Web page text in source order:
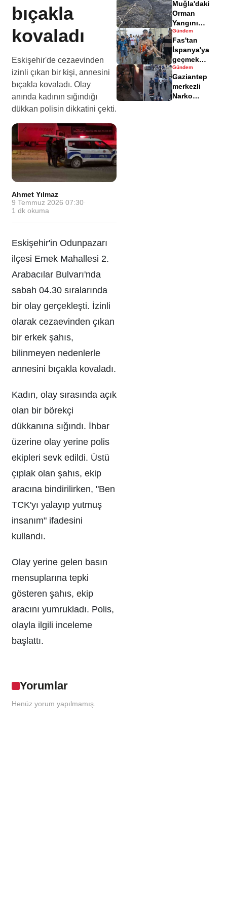
bıçakla
kovaladı
Eskişehir'de cezaevinden
izinli çıkan bir kişi, annesini
bıçakla kovaladı. Olay
anında kadının sığındığı
dükkan polisin dikkatini çekti.
Ahmet Yılmaz·
9 Temmuz 2026 07:30 ·
1 dk okuma
Eskişehir'in Odunpazarı
ilçesi Emek Mahallesi 2.
Arabacılar Bulvarı'nda
sabah 04.30 sıralarında
bir olay gerçekleşti. İzinli
olarak cezaevinden çıkan
bir erkek şahıs,
bilinmeyen nedenlerle
annesini bıçakla kovaladı.
Kadın, olay sırasında açık
olan bir börekçi
dükkanına sığındı. İhbar
üzerine olay yerine polis
ekipleri sevk edildi. Üstü
çıplak olan şahıs, ekip
aracına bindirilirken, "Ben
TCK'yı yalayıp yutmuş
insanım" ifadesini
kullandı.
Olay yerine gelen basın
mensuplarına tepki
gösteren şahıs, ekip
aracını yumrukladı. Polis,
olayla ilgili inceleme
başlattı.
yaralandı
Muğla'daki
Orman
Yangını
Sonrası
Zarar Gören
Alanlar
Havadisinde
Gündem
Fas'tan
İspanya'ya
geçmek
isteyen
göçmenler
geri döndü
Gündem
Gaziantep
merkezli
Narko
Yorumlar
Henüz yorum yapılmamış.